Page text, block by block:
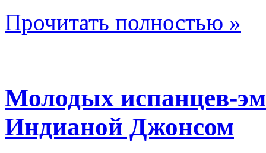
Прочитать полностью »
Молодых испанцев-
Индианой Джонсом